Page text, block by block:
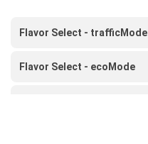
Flavor Select - trafficMode
Flavor Select - ecoMode